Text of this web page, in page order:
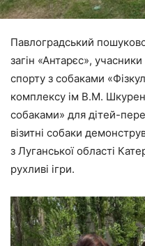
Павлоградський
загін «Антарєс»,
спорту з собаками
комплексу ім В.М.
собаками» для дітей-
візитні собаки
з Луганської області
рухливі ігри.